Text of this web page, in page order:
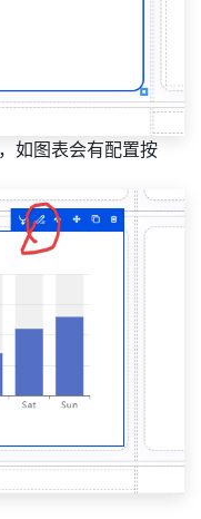
如图表会有配置按